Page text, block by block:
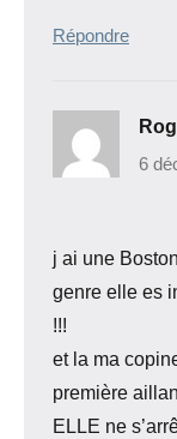
Répondre
6
j ai une
genre elle es
!!!
et la ma
première
ELLE ne